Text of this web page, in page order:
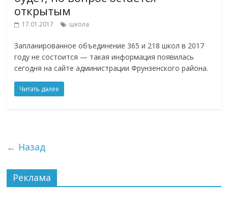
открытым
17.01.2017 школа
Запланированное объединение 365 и 218 школ в 2017
году не состоится — такая информация появилась
сегодня на сайте администрации Фрунзенского района.
Читать далее
← Назад
Реклама